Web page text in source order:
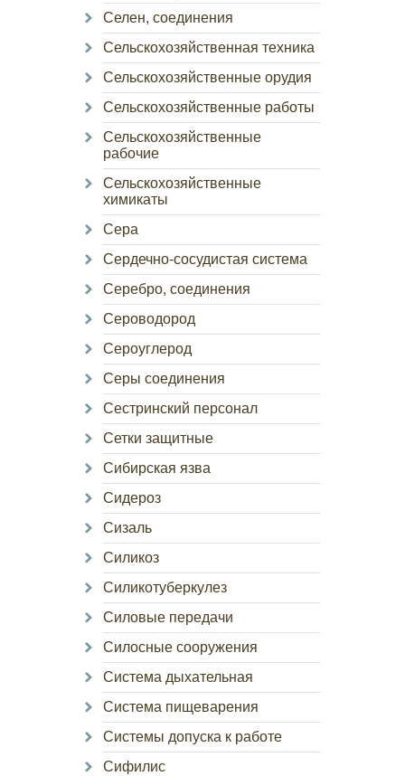
Селен, соединения
Сельскохозяйственная техника
Сельскохозяйственные орудия
Сельскохозяйственные работы
Сельскохозяйственные
рабочие
Сельскохозяйственные
химикаты
Сера
Сердечно-сосудистая система
Серебро, соединения
Сероводород
Сероуглерод
Серы соединения
Сестринский персонал
Сетки защитные
Сибирская язва
Сидероз
Сизаль
Силикоз
Силикотуберкулез
Силовые передачи
Силосные сооружения
Система дыхательная
Система пищеварения
Системы допуска к работе
Сифилис